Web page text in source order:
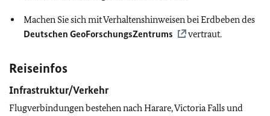
Machen Sie sich mit Verhaltenshinweisen bei Erdbeben des
Deutschen GeoForschungsZentrums
vertraut.
Reiseinfos
Infrastruktur/Verkehr
Flugverbindungen bestehen nach Harare, Victoria Falls und